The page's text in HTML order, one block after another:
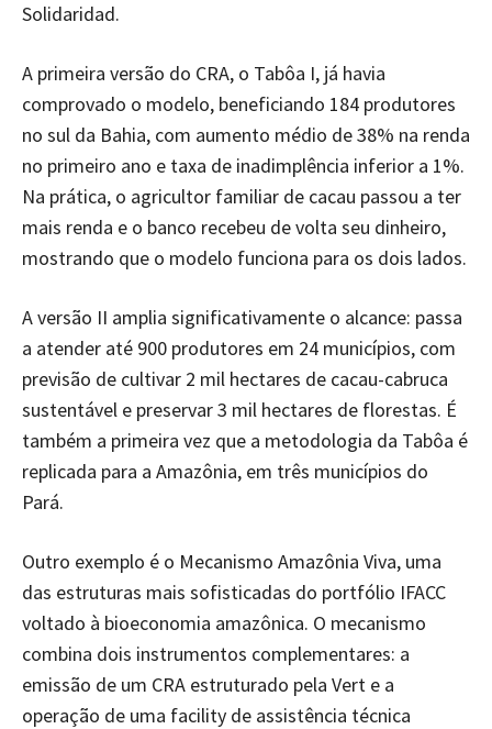
Solidaridad.
A primeira versão do CRA, o Tabôa I, já havia
comprovado o modelo, beneficiando 184 produtores
no sul da Bahia, com aumento médio de 38% na renda
no primeiro ano e taxa de inadimplência inferior a 1%.
Na prática, o agricultor familiar de cacau passou a ter
mais renda e o banco recebeu de volta seu dinheiro,
mostrando que o modelo funciona para os dois lados.
A versão II amplia significativamente o alcance: passa
a atender até 900 produtores em 24 municípios, com
previsão de cultivar 2 mil hectares de cacau-cabruca
sustentável e preservar 3 mil hectares de florestas. É
também a primeira vez que a metodologia da Tabôa é
replicada para a Amazônia, em três municípios do
Pará.
Outro exemplo é o Mecanismo Amazônia Viva, uma
das estruturas mais sofisticadas do portfólio IFACC
voltado à bioeconomia amazônica. O mecanismo
combina dois instrumentos complementares: a
emissão de um CRA estruturado pela Vert e a
operação de uma facility de assistência técnica